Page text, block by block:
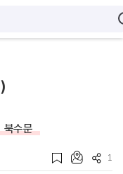
북수문
1